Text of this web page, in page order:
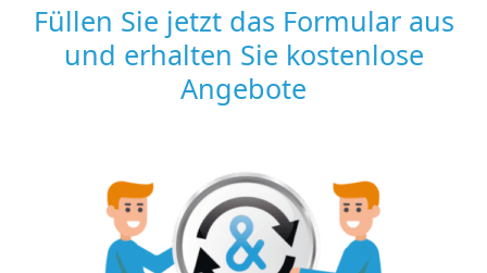
Füllen Sie jetzt das Formular aus
und erhalten Sie kostenlose
Angebote